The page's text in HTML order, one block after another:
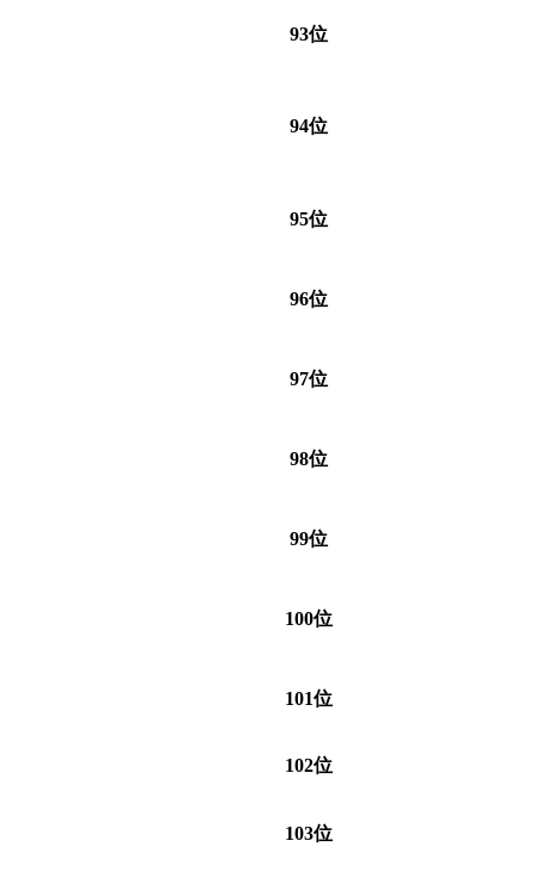
93位
94位
95位
96位
97位
98位
99位
100位
101位
102位
103位